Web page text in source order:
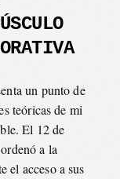
un punto de
teóricas de mi
El 12 de
a la
el acceso a sus